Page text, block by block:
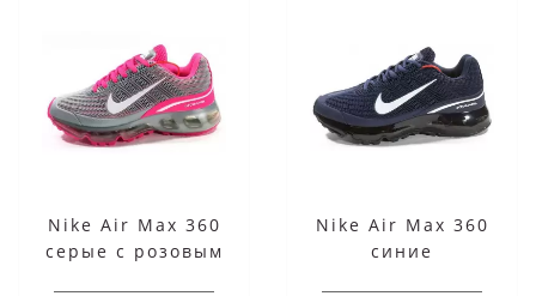
Nike Air Max 360
серые с розовым
Nike Air Max 360
синие